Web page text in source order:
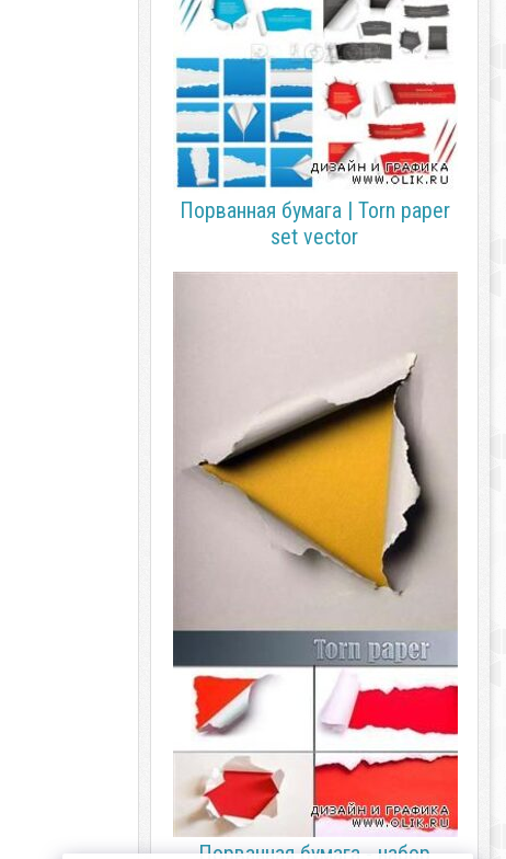
Порванная бумага | Torn paper
set vector
Порванная бумага - набор